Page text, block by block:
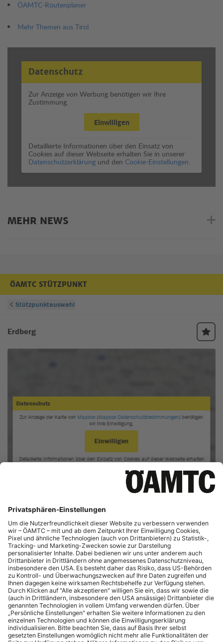
ÖAMTC-Routenplaner
Mehr Themen aus Tirol
Datenschutz
Zur Anzeige von Werbung benötigen wir Ihre
Zustimmung.
Einwilligen
Detaillierte Informationen über den Einsatz von
Cookies auf dieser Webseite erhalten Sie in unserer
Datenschutzerklärung und den Cookie-Einstellungen.
MEHR NEWS
ÖAMTC STÜTZPUNKT